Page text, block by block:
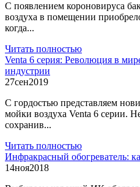
С появлением короновируса
воздуха в помещении
когда...
Читать полностью
Venta 6 серия: Революция в
индустрии
27сен2019
С гордостью представляем
мойки воздуха Venta 6 серии.
сохранив...
Читать полностью
Инфракрасный обогреватель:
14ноя2018